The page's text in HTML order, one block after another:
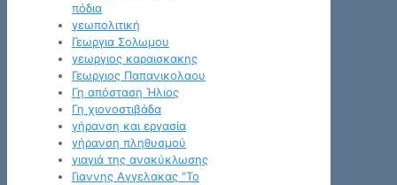
πόδια
γεωπολιτική
Γεωργια Σολωμου
γεωργιος καραισκακης
Γεωργιος Παπανικολαου
Γη απόσταση Ήλιος
Γη χιονοστιβάδα
γήρανση και εργασία
γήρανση πληθυσμού
γιαγιά της ανακύκλωσης
Γιαννης Αγγελακας "Το